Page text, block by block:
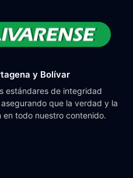
y Bolívar
estándares de integridad
que la verdad y la
todo nuestro contenido.